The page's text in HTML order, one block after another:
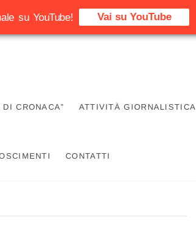
CRONACA” ATTIVITÀ GIORNALISTICA
CONTATTI
su YouTube! Vai su YouTube